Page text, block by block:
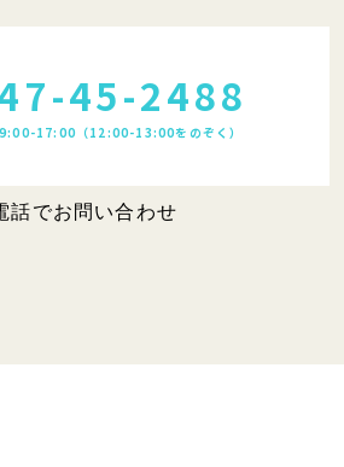
45-2488
17:00（12:00-13:00をのぞく）
話でお問い合わせ